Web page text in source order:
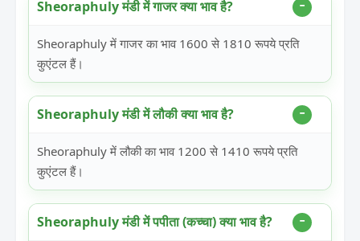
Sheoraphuly मंडी में गाजर क्या भाव है?
Sheoraphuly में गाजर का भाव 1600 से 1810 रूपये प्रति
कुएंटल हैं।
Sheoraphuly मंडी में लौकी क्या भाव है?
Sheoraphuly में लौकी का भाव 1200 से 1410 रूपये प्रति
कुएंटल हैं।
Sheoraphuly मंडी में पपीता (कच्चा) क्या भाव है?